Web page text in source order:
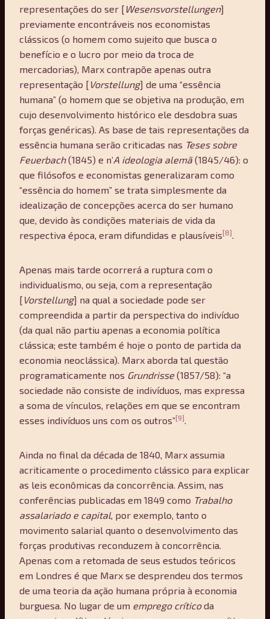
representações do ser [ Wesensvorstellungen]
previamente encontráveis nos economistas
clássicos (o homem como sujeito que busca o
benefício e o lucro por meio da troca de
mercadorias), Marx contrapõe apenas outra
representação [ Vorstellung] de uma “essência
humana” (o homem que se objetiva na produção, em
cujo desenvolvimento histórico ele desdobra suas
forças genéricas). As base de tais representações da
essência humana serão criticadas nas Teses sobre
Feuerbach(1845) e n’A ideologia alemã(1845/46): o
que filósofos e economistas generalizaram como
“essência do homem” se trata simplesmente da
idealização de concepções acerca do ser humano
que, devido às condições materiais de vida da
respectiva época, eram difundidas e plausíveis[8]
Apenas mais tarde ocorrerá a ruptura com o
individualismo, ou seja, com a representação
[ Vorstellung] na qual a sociedade pode ser
compreendida a partir da perspectiva do indivíduo
(da qual não partiu apenas a economia política
clássica; este também é hoje o ponto de partida da
economia neoclássica). Marx aborda tal questão
programaticamente nos Grundrisse(1857/58): “a
sociedade não consiste de indivíduos, mas expressa
a soma de vínculos, relações em que se encontram
esses indivíduos uns com os outros”[9]
Ainda no final da década de 1840, Marx assumia
acriticamente o procedimento clássico para explicar
as leis econômicas da concorrência. Assim, nas
conferências publicadas em 1849 como Trabalho
assalariado e capital, por exemplo, tanto o
movimento salarial quanto o desenvolvimento das
forças produtivas reconduzem à concorrência.
Apenas com a retomada de seus estudos teóricos
em Londres é que Marx se desprendeu dos termos
de uma teoria da ação humana própria à economia
burguesa. No lugar de um emprego críticoda